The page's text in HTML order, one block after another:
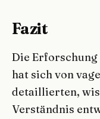
Fazit
Die Erforschung
hat sich von
detaillierten,
Verständnis